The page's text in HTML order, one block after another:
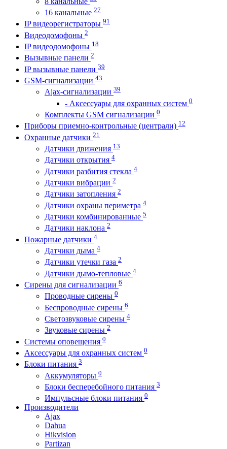
16 канальные 27
IP видеорегистраторы 91
Видеодомофоны 2
IP видеодомофоны 18
Вызывные панели 2
IP вызывные панели 39
GSM-сигнализации 43
Ajax-сигнализации 39
- Аксессуары для охранных систем 0
Комплекты GSM сигнализации 0
Приборы приемно-контрольные (централи) 12
Охранные датчики 21
Датчики движения 13
Датчики открытия 4
Датчики разбития стекла 4
Датчики вибрации 2
Датчики затопления 2
Датчики охраны периметра 4
Датчики комбинированные 5
Датчики наклона 2
Пожарные датчики 4
Датчики дыма 4
Датчики утечки газа 2
Датчики дымо-тепловые 4
Сирены для сигнализации 6
Проводные сирены 0
Беспроводные сирены 6
Светозвуковые сирены 4
Звуковые сирены 2
Системы оповещения 0
Аксессуары для охранных систем 0
Блоки питания 3
Аккумуляторы 0
Блоки бесперебойного питания 3
Импульсные блоки питания 0
Производители
Ajax
Dahua
Hikvision
Partizan